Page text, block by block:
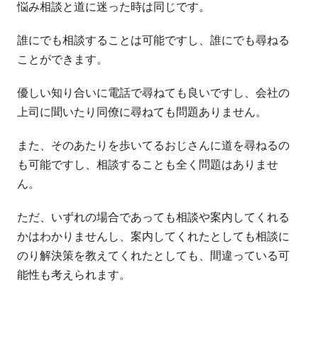
悩み相談と道に迷った時は同じです。
誰にでも相談することは可能ですし、誰にでも尋ねる
ことができます。
優しい知り合いに電話で尋ねても良いですし、会社の
上司に聞いたり同僚に尋ねても問題ありません。
また、そのあたりを歩いてるおじさんに道を尋ねるの
も可能ですし、相談することも全く問題はありませ
ん。
ただ、いずれの場合であっても相談や案内してくれる
かはわかりませんし、案内してくれたとしても相談に
のり解決策を教えてくれたとしても、間違っている可
能性も考えられます。